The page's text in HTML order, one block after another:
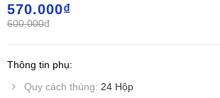
570.000₫
600.000đ
Thông tin phụ:
Quy cách thùng: 24 Hộp